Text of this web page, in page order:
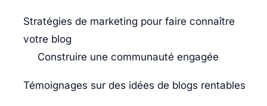
Stratégies de marketing pour faire connaître
votre blog
Construire une communauté engagée
Témoignages sur des idées de blogs rentables